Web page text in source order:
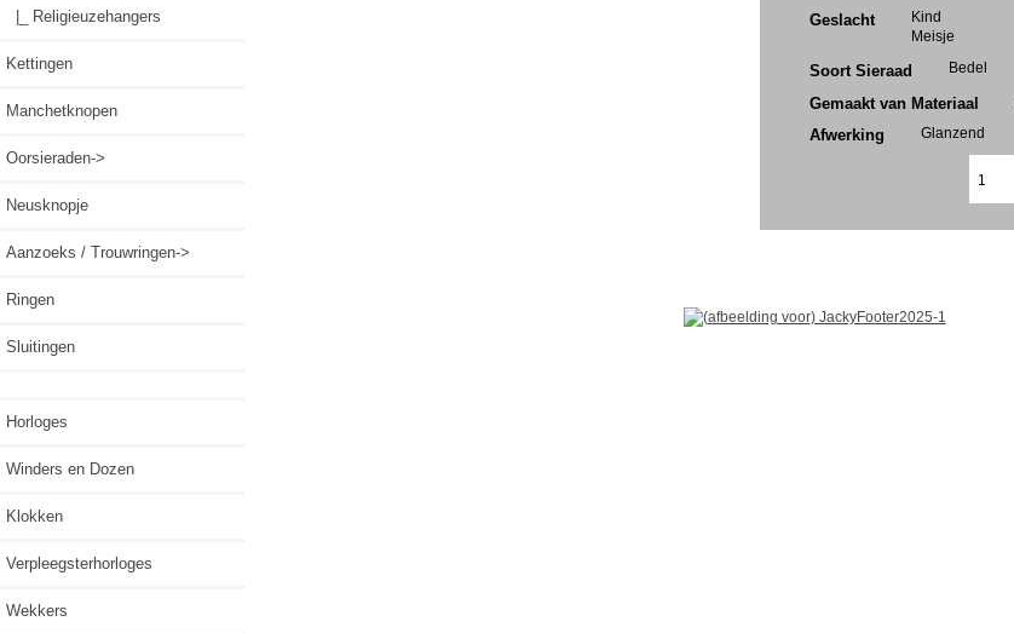
|_ Religieuzehangers
Kettingen
Manchetknopen
Oorsieraden->
Neusknopje
Aanzoeks / Trouwringen->
Ringen
Sluitingen
Horloges
Winders en Dozen
Klokken
Verpleegsterhorloges
Wekkers
Geslacht
Kind
Meisje
Soort Sieraad Bedel
Gemaakt van Materiaal
Afwerking Glanzend